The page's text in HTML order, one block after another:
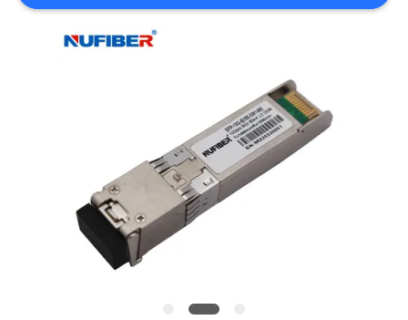
POLITIQUE
CONFIDENTIALITÉ